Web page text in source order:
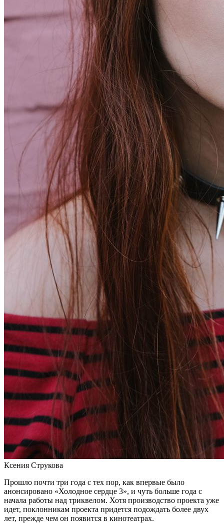
Ксения Струкова
Прошло почти три года с тех пор, как впервые было
анонсировано «Холодное сердце 3», и чуть больше года с
начала работы над триквелом. Хотя производство проекта уже
идет, поклонникам проекта придется подождать более двух
лет, прежде чем он появится в кинотеатрах.